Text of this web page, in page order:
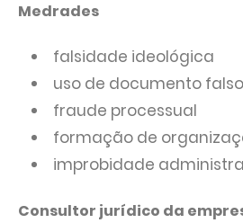
Medrades
falsidade ideológica
uso de documento falso
fraude processual
formação de
improbidade
Consultor jurídico da